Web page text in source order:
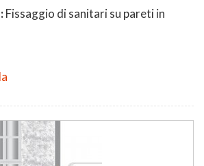
Fissaggio di sanitari su pareti in